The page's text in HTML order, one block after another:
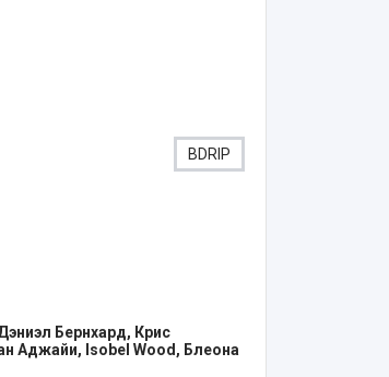
BDRIP
Бернхард, Крис
Аджайи, Isobel Wood, Блеона